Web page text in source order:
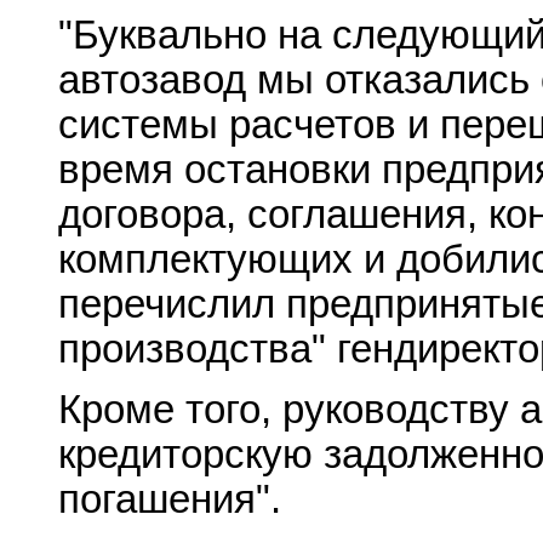
"Буквально на
автозавод мы
системы расчетов и
время остановки
договора, соглашения,
комплектующих и
перечислил
производства"
Кроме того, руководству
кредиторскую
погашения".